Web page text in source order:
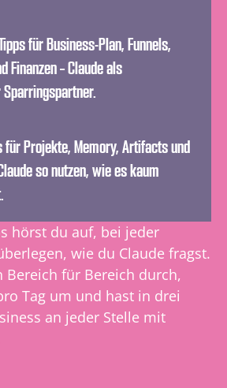
für Business-Plan, Funnels,
Finanzen – Claude als
für Projekte, Memory, Artifacts und
so nutzen, wie es kaum
hörst du auf, bei jeder
wie du Claude fragst.
Bereich für Bereich durch,
Tag um und hast in drei
an jeder Stelle mit